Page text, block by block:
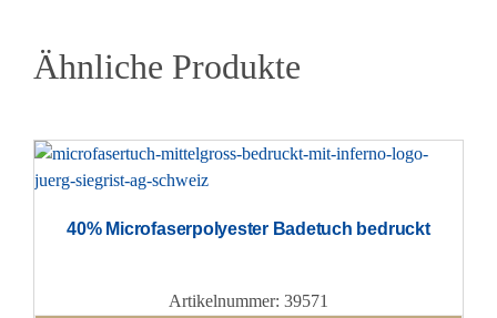
Ähnliche Produkte
40% Microfaserpolyester Badetuch bedruckt
Artikelnummer: 39571